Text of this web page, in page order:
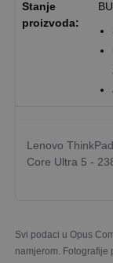
Stanje
proizvoda:
Lenovo
Core Ultra 5 -
Svi podaci u Opus
namjerom. Fotografije